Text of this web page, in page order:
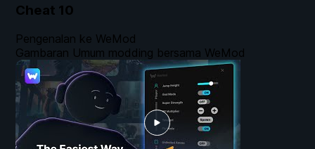
Cheat 10
Pengenalan ke WeMod
Gambaran Umum modding bersama WeMod